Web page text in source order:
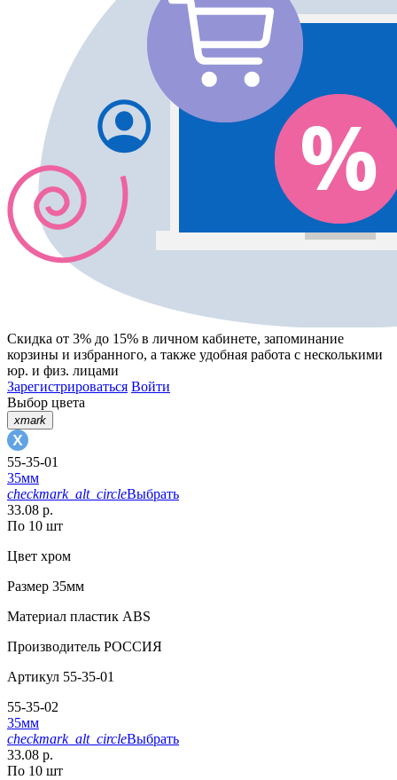
Скидка от 3% до 15% в личном кабинете, запоминание
корзины и избранного, а также удобная работа с несколькими
юр. и физ. лицами
Зарегистрироваться Войти
Выбор цвета
xmark
55-35-01
35мм
checkmark_alt_circleВыбрать
33.08 р.
По 10 шт
Цвет хром
Размер 35мм
Материал пластик АВS
Производитель РОССИЯ
Артикул 55-35-01
55-35-02
35мм
checkmark_alt_circleВыбрать
33.08 р.
По 10 шт